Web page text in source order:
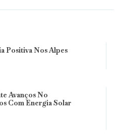
Positiva Nos Alpes
Avanços No
Com Energia Solar